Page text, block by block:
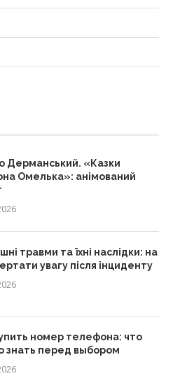
Дерманський. «Казки
Омелька»: анімований
травми та їхні наслідки: на
увагу після інциденту
номер телефона: что
знать перед выбором